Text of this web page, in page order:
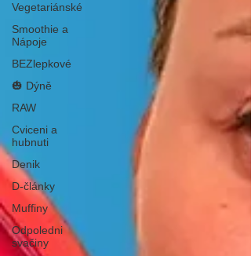
Vegetariánské
Smoothie a
Nápoje
BEZlepkové
🎃 Dýně
RAW
Cviceni a
hubnuti
Denik
D-články
Muffiny
Odpoledni
svačiny